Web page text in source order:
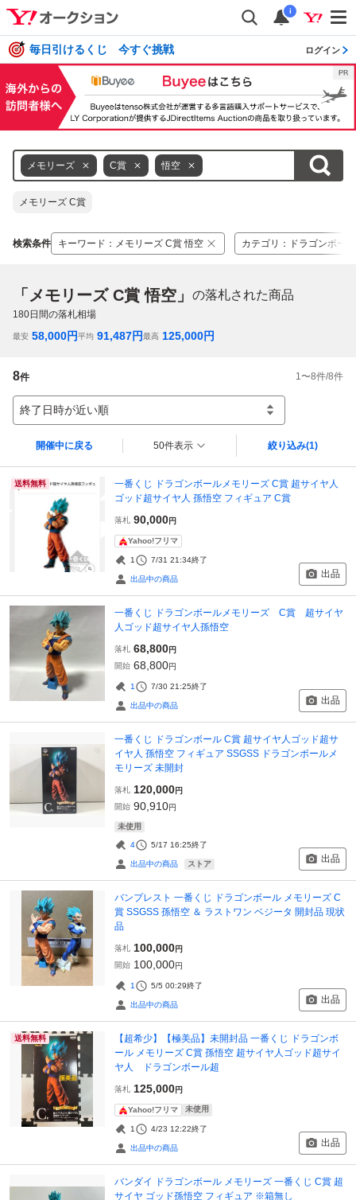
i
毎日引けるくじ 今すぐ挑戦 ログイン
メモリーズ C賞 悟空
メモリーズ C賞
検索条件 キーワード ： メモリーズ C賞 悟空 カテゴリ ： ドラゴンボール
「メモリーズ C賞 悟空」 の落札された商品
180日間の落札相場
最安 58,000円平均 91,487円最高 125,000円
8件 1 〜8件/8件
終了日時が近い順
開催中に戻る 50件表示 絞り込み(1)
送料無料
一番くじ ドラゴンボールメモリーズ C賞 超サイヤ人
ゴッド超サイヤ人 孫悟空 フィギュア C賞
落札 90,000円
Yahoo!フリマ
1 7/31 21:34終了
出品中の商品 出品
一番くじ ドラゴンボールメモリーズ C賞 超サイヤ
人ゴッド超サイヤ人孫悟空
落札 68,800円
開始 68,800円
1 7/30 21:25終了
出品中の商品 出品
一番くじ ドラゴンボール C賞 超サイヤ人ゴッド超サ
イヤ人 孫悟空 フィギュア SSGSS ドラゴンボールメ
モリーズ 未開封
落札 120,000円
開始 90,910円
未使用
4 5/17 16:25終了
出品中の商品 ストア 出品
バンプレスト 一番くじ ドラゴンボール メモリーズ C
賞 SSGSS 孫悟空 ＆ ラストワン ベジータ 開封品 現状
品
落札 100,000円
開始 100,000円
1 5/5 00:29終了
出品中の商品 出品
送料無料
【超希少】【極美品】未開封品 一番くじ ドラゴンボ
ール メモリーズ C賞 孫悟空 超サイヤ人ゴッド超サイ
ヤ人 ドラゴンボール超
落札 125,000円
Yahoo!フリマ 未使用
1 4/23 12:22終了
出品中の商品 出品
バンダイ ドラゴンボール メモリーズ 一番くじ C賞 超
サイヤ ゴッド孫悟空 フィギュア ※箱無し